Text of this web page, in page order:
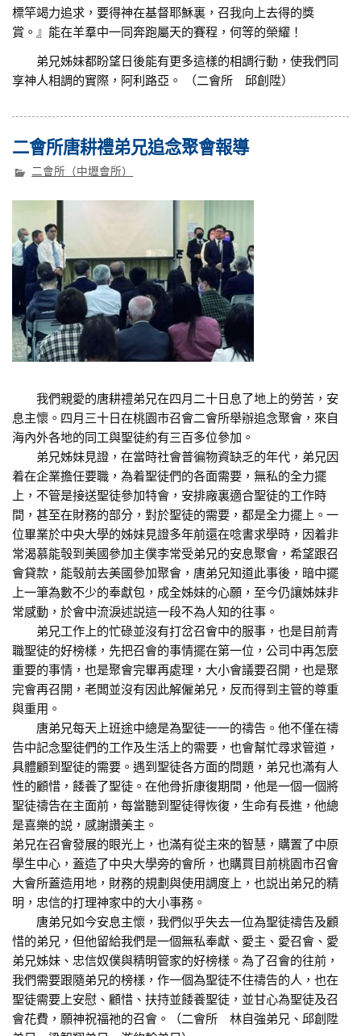
標竿竭力追求，要得神在基督耶穌裏，召我向上去得的獎
賞。』能在羊羣中一同奔跑屬天的賽程，何等的榮耀！
弟兄姊妹都盼望日後能有更多這樣的相調行動，使我們同
享神人相調的實際，阿利路亞。 （二會所 邱創陞）
二會所唐耕禮弟兄追念聚會報導
二會所（中壢會所）
我們親愛的唐耕禮弟兄在四月二十日息了地上的勞苦，安
息主懷。四月三十日在桃園市召會二會所舉辦追念聚會，來自
海內外各地的同工與聖徒約有三百多位參加。
弟兄姊妹見證，在當時社會普徧物資缺乏的年代，弟兄因
着在企業擔任要職，為着聖徒們的各面需要，無私的全力擺
上，不管是接送聖徒參加特會，安排廠裏適合聖徒的工作時
間，甚至在財務的部分，對於聖徒的需要，都是全力擺上。一
位畢業於中央大學的姊妹見證多年前還在唸書求學時，因着非
常渴慕能彀到美國參加主僕李常受弟兄的安息聚會，希望跟召
會貸款，能彀前去美國參加聚會，唐弟兄知道此事後，暗中擺
上一筆為數不少的奉獻包，成全姊妹的心願，至今仍讓姊妹非
常感動，於會中流淚述説這一段不為人知的往事。
弟兄工作上的忙碌並沒有打岔召會中的服事，也是目前青
職聖徒的好榜樣，先把召會的事情擺在第一位，公司中再怎麼
重要的事情，也是聚會完畢再處理，大小會議要召開，也是聚
完會再召開，老闆並沒有因此解僱弟兄，反而得到主管的尊重
與重用。
唐弟兄每天上班途中總是為聖徒一一的禱告。他不僅在禱
告中記念聖徒們的工作及生活上的需要，也會幫忙尋求管道，
具體顧到聖徒的需要。遇到聖徒各方面的問題，弟兄也滿有人
性的顧惜，餧養了聖徒。在他骨折康復期間，他是一個一個將
聖徒禱告在主面前，每當聽到聖徒得恢復，生命有長進，他總
是喜樂的説，感謝讚美主。
弟兄在召會發展的眼光上，也滿有從主來的智慧，購置了中原
學生中心，蓋造了中央大學旁的會所，也購買目前桃園市召會
大會所蓋造用地，財務的規劃與使用調度上，也説出弟兄的精
明，忠信的打理神家中的大小事務。
唐弟兄如今安息主懷，我們似乎失去一位為聖徒禱告及顧
惜的弟兄，但他留給我們是一個無私奉獻、愛主、愛召會、愛
弟兄姊妹、忠信奴僕與精明管家的好榜樣。為了召會的往前，
我們需要跟隨弟兄的榜樣，作一個為聖徒不住禱告的人，也在
聖徒需要上安慰、顧惜、扶持並餧養聖徒，並甘心為聖徒及召
會花費，願神祝福祂的召會。（二會所 林自強弟兄、邱創陞